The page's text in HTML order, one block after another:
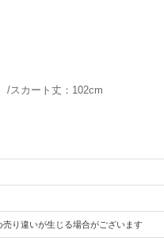
スカート丈：102cm
売り違いが生じる場合がございます